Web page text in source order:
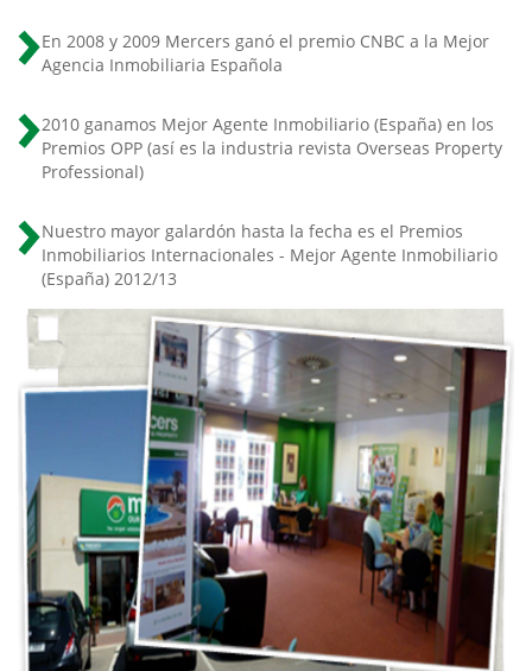
En 2008 y 2009 Mercers ganó el premio CNBC a la Mejor
Agencia Inmobiliaria Española
2010 ganamos Mejor Agente Inmobiliario (España) en los
Premios OPP (así es la industria revista Overseas Property
Professional)
Nuestro mayor galardón hasta la fecha es el Premios
Inmobiliarios Internacionales - Mejor Agente Inmobiliario
(España) 2012/13